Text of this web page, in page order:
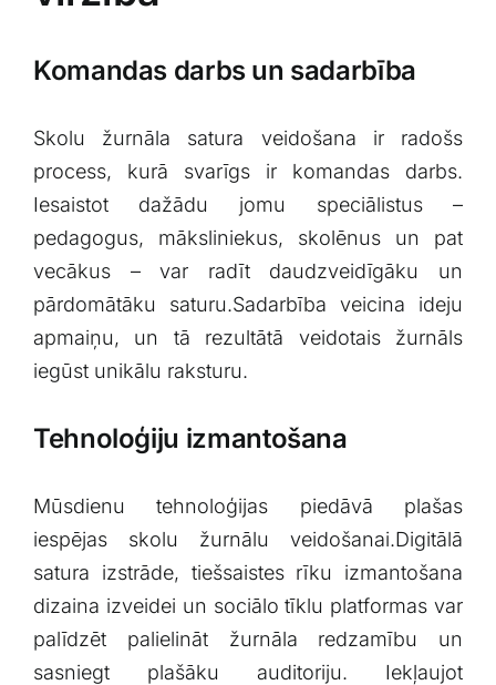
Komandas darbs ⁤un sadarbība
Skolu žurnāla satura veidošana ‌ir radošs
process, kurā svarīgs ir‌ komandas ⁢darbs.
Iesaistot dažādu jomu speciālistus –
pedagogus, māksliniekus,‍ skolēnus un pat
⁤vecākus – var radīt daudzveidīgāku un
pārdomātāku saturu.Sadarbība veicina ideju
apmaiņu, un tā rezultātā veidotais žurnāls⁤
iegūst unikālu raksturu.
Tehnoloģiju izmantošana
Mūsdienu tehnoloģijas​ piedāvā‌ plašas
iespējas skolu žurnālu veidošanai.Digitālā
satura izstrāde, tiešsaistes rīku izmantošana
dizaina izveidei ⁣un sociālo tīklu platformas var
palīdzēt palielināt žurnāla redzamību ​un
sasniegt plašāku auditoriju. Iekļaujot